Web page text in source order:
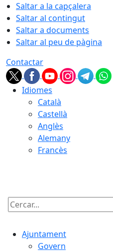
Saltar a la capçalera
Saltar al contingut
Saltar a documents
Saltar al peu de pàgina
Contactar
Idiomes
Català
Castellà
Anglès
Alemany
Francès
Cercar:
Ajuntament
Govern